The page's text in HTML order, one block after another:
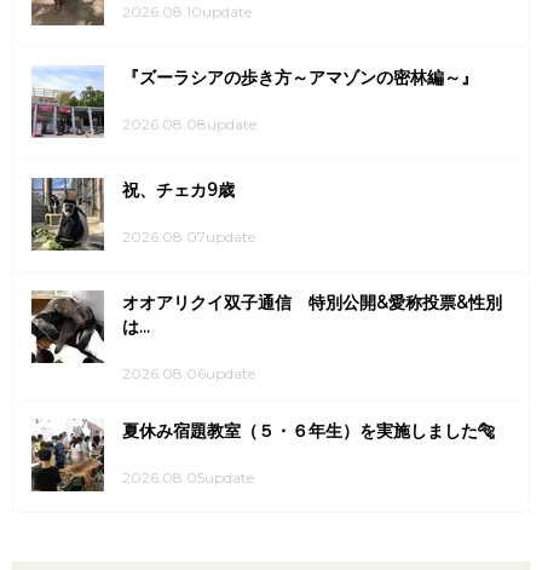
2026.08.10update
『ズーラシアの歩き方～アマゾンの密林編～』
2026.08.08update
祝、チェカ9歳
2026.08.07update
オオアリクイ双子通信 特別公開&愛称投票&性別
は...
2026.08.06update
夏休み宿題教室（５・６年生）を実施しました🐅
2026.08.05update